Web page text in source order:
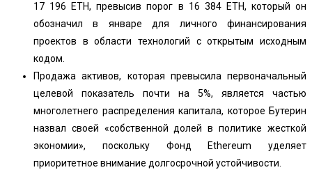
17 196 ETH, превысив порог в 16 384 ETH, который он
обозначил в январе для личного финансирования
проектов в области технологий с открытым исходным
кодом.
Продажа активов, которая превысила первоначальный
целевой показатель почти на 5%, является частью
многолетнего распределения капитала, которое Бутерин
назвал своей «собственной долей в политике жесткой
экономии», поскольку Фонд Ethereum уделяет
приоритетное внимание долгосрочной устойчивости.